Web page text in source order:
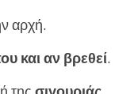
αρχή.
και αν βρεθεί.